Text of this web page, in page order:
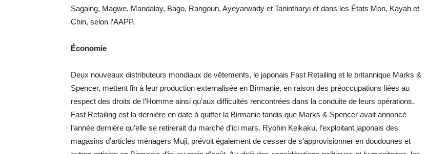
Sagaing, Magwe, Mandalay, Bago, Rangoun, Ayeyarwady et Tanintharyi et dans les États Mon, Kayah et
Chin, selon l’AAPP.
Économie
Deux nouveaux distributeurs mondiaux de vêtements, le japonais Fast Retailing et le britannique Marks &
Spencer, mettent fin à leur production externalisée en Birmanie, en raison des préoccupations liées au
respect des droits de l’Homme ainsi qu’aux difficultés rencontrées dans la conduite de leurs opérations.
Fast Retailing est la dernière en date à quitter la Birmanie tandis que Marks & Spencer avait annoncé
l’année dernière qu’elle se retirerait du marché d’ici mars. Ryohin Keikaku, l’exploitant japonais des
magasins d’articles ménagers Muji, prévoit également de cesser de s’approvisionner en doudounes et